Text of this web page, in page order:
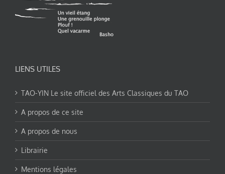
LIENS UTILES
TAO-YIN Le site officiel des Arts Classiques du TAO
A propos de ce site
A propos de nous
Librairie
Mentions légales